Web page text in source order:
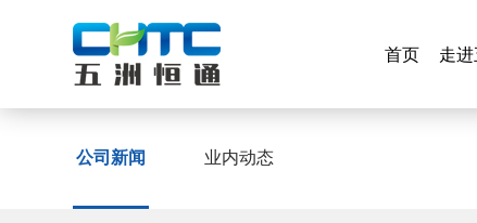
首页 走进
公司新闻 业内动态